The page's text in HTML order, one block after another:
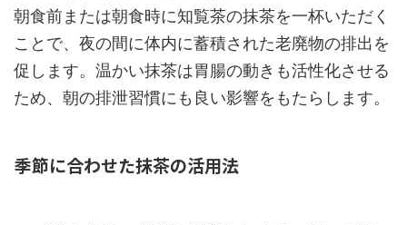
朝食前または朝食時に知覧茶の抹茶を一杯いただく
ことで、夜の間に体内に蓄積された老廃物の排出を
促します。温かい抹茶は胃腸の動きも活性化させる
ため、朝の排泄習慣にも良い影響をもたらします。
季節に合わせた抹茶の活用法